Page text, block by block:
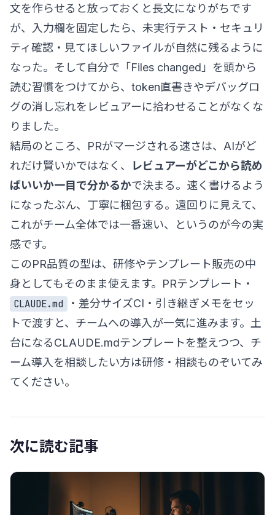
文を作らせると放っておくと長文になりがちです
が、入力欄を固定したら、未実行テスト・セキュリ
ティ確認・見てほしいファイルが自然に残るように
なった。そして自分で「Files changed」を頭から
読む習慣をつけてから、token直書きやデバッグロ
グの消し忘れをレビュアーに拾わせることがなくな
りました。
結局のところ、PRがマージされる速さは、AIがど
れだけ賢いかではなく、
レビュアーがどこから読め
ばいいか一目で分かるかで決まる。速く書けるよう
になったぶん、丁寧に梱包する。遠回りに見えて、
これがチーム全体では一番速い、というのが今の実
感です。
このPR品質の型は、研修やテンプレート販売の中
身としてもそのまま使えます。PRテンプレート・
CLAUDE.md
・差分サイズCI・引き継ぎメモをセッ
トで渡すと、チームへの導入が一気に進みます。土
台になるCLAUDE.mdテンプレートを整えつつ、チ
ーム導入を相談したい方は研修・相談ものぞいてみ
てください。
次に読む記事